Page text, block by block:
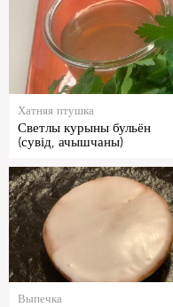
Хатняя птушка
Светлы курыны бульён
(сувід, ачышчаны)
Выпечка